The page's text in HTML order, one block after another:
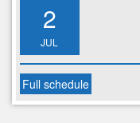
2
JUL
Full schedule